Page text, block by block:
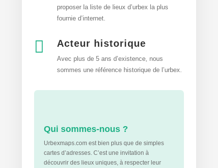
proposer la liste de lieux d’urbex la plus
fournie d’internet.
 Acteur historique
Avec plus de 5 ans d’existence, nous
sommes une référence historique de l’urbex.
Qui sommes-nous ?
Urbexmaps.com est bien plus que de simples
cartes d’adresses. C’est une invitation à
découvrir des lieux uniques, à respecter leur